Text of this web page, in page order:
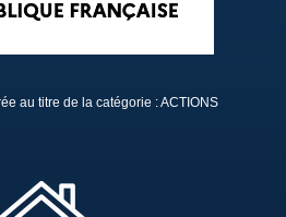
au titre de la catégorie : ACTIONS